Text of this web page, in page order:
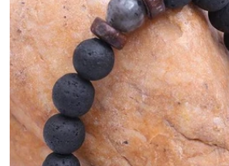
Ouvrir le média 4 en mode modal